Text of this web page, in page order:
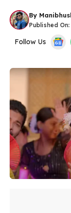
By
Published On:
Follow Us